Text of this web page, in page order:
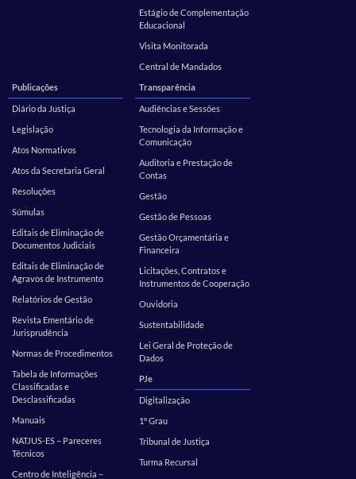
Estágio de Complementação
Educacional
Visita Monitorada
Central de Mandados
Publicações
Diário da Justiça
Legislação
Atos Normativos
Atos da Secretaria Geral
Resoluções
Súmulas
Editais de Eliminação de
Documentos Judiciais
Editais de Eliminação de
Agravos de Instrumento
Relatórios de Gestão
Revista Ementário de
Jurisprudência
Normas de Procedimentos
Tabela de Informações
Classificadas e
Desclassificadas
Manuais
NATJUS-ES – Pareceres
Técnicos
Centro de Inteligência –
Transparência
Audiências e Sessões
Tecnologia da Informação e
Comunicação
Auditoria e Prestação de
Contas
Gestão
Gestão de Pessoas
Gestão Orçamentária e
Financeira
Licitações, Contratos e
Instrumentos de Cooperação
Ouvidoria
Sustentabilidade
Lei Geral de Proteção de
Dados
PJe
Digitalização
1º Grau
Tribunal de Justiça
Turma Recursal